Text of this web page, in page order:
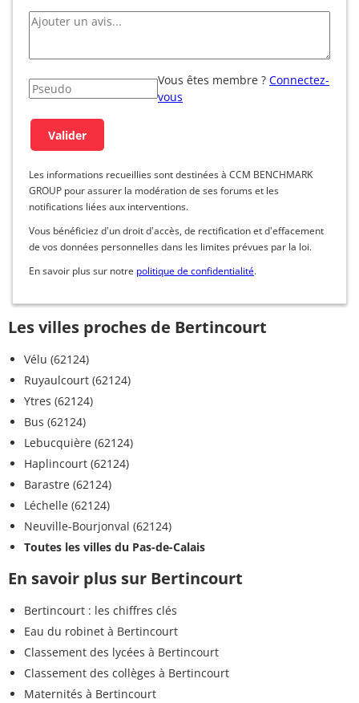
Vous êtes membre ? Connectez-
vous
Les informations recueillies sont destinées à CCM BENCHMARK
GROUP pour assurer la modération de ses forums et les
notifications liées aux interventions.
Vous bénéficiez d'un droit d'accès, de rectification et d'effacement
de vos données personnelles dans les limites prévues par la loi.
En savoir plus sur notre politique de confidentialité.
Les villes proches de Bertincourt
Vélu (62124)
Ruyaulcourt (62124)
Ytres (62124)
Bus (62124)
Lebucquière (62124)
Haplincourt (62124)
Barastre (62124)
Léchelle (62124)
Neuville-Bourjonval (62124)
Toutes les villes du Pas-de-Calais
En savoir plus sur Bertincourt
Bertincourt : les chiffres clés
Eau du robinet à Bertincourt
Classement des lycées à Bertincourt
Classement des collèges à Bertincourt
Maternités à Bertincourt